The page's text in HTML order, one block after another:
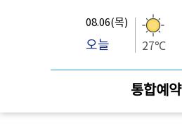
08.06(목)
오늘 27℃
통합예약